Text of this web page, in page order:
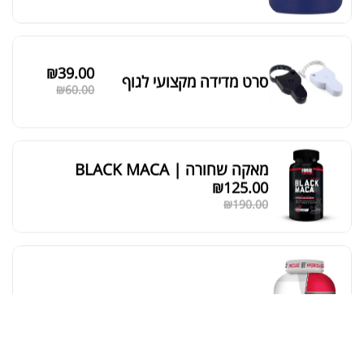
סרט מדידה מקצועי לגוף ₪60.00
₪39.00
מאקה שחורה | BLACK MACA
₪190.00
₪125.00